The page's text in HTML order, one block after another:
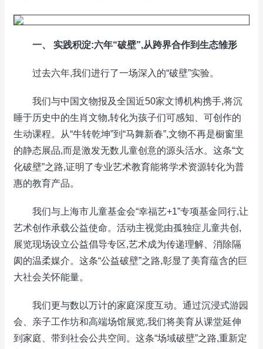
一、 实践积淀:六年“破壁”,从跨界合作到生态雏形
过去六年,我们进行了一场深入的“破壁”实验。
我们与中国文物报及全国近50家文博机构携手,将沉
睡于历史中的生肖文物,转化为孩子们可感知、可创作的
生动课程。从“牛转乾坤”到“马舞新春”,文物不再是橱窗里
的静态展品,而是激发无数儿童创意的源头活水。这条“文
化破壁”之路,证明了专业艺术教育能将学术资源转化为普
惠的教育产品。
我们与上海市儿童基金会“幸福艺+1”专项基金同行,让
艺术创作承载公益使命。活动主视觉由孤独症儿童共创,
展览现场设立公益倡导专区,艺术成为传递理解、消除隔
阂的温柔媒介。这条“公益破壁”之路,彰显了美育蕴含的巨
大社会关怀能量。
我们更与数以万计的家庭深度互动。通过沉浸式游园
会、亲子工作坊和高端场馆展览,我们将美育从课堂延伸
到家庭、带到社会公共空间。这条“场域破壁”之路,重新定